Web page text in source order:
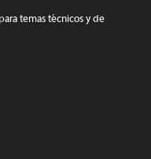
temas técnicos y de